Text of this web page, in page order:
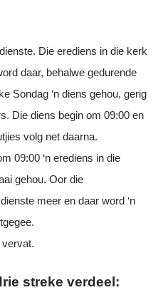
Die erediens in die kerk
daar, behalwe gedurende
Sondag ‘n diens gehou, gerig
Die diens begin om 09:00 en
volg net daarna.
09:00 ‘n erediens in die
gehou. Oor die
meer en daar word ‘n
vervat.
streke verdeel: